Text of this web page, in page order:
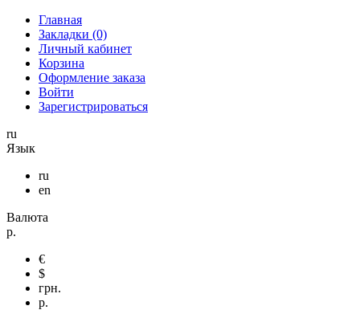
Главная
Закладки (0)
Личный кабинет
Корзина
Оформление заказа
Войти
Зарегистрироваться
ru
Язык
ru
en
Валюта
р.
€
$
грн.
р.